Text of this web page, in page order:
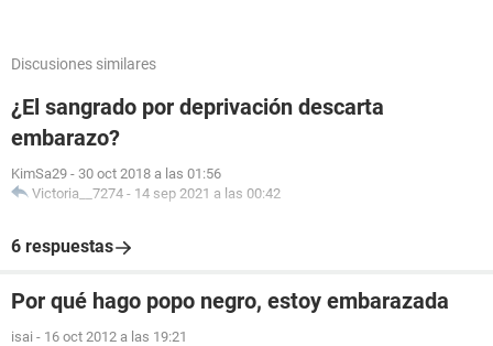
Discusiones similares
¿El sangrado por deprivación descarta
embarazo?
KimSa29 - 30 oct 2018 a las 01:56
Victoria__7274 - 14 sep 2021 a las 00:42
6 respuestas
Por qué hago popo negro, estoy embarazada
isai - 16 oct 2012 a las 19:21